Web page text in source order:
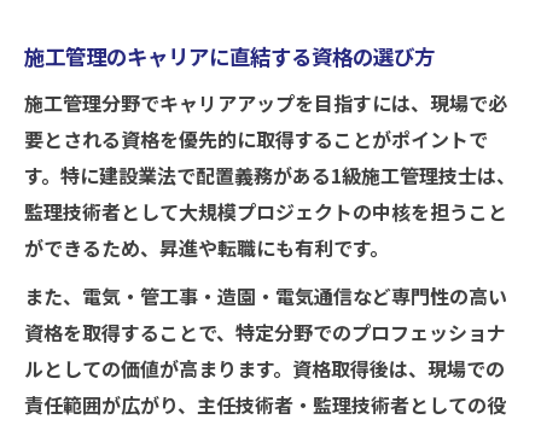
施工管理のキャリアに直結する資格の選び方
施工管理分野でキャリアアップを目指すには、現場で必
要とされる資格を優先的に取得することがポイントで
す。特に建設業法で配置義務がある1級施工管理技士は、
監理技術者として大規模プロジェクトの中核を担うこと
ができるため、昇進や転職にも有利です。
また、電気・管工事・造園・電気通信など専門性の高い
資格を取得することで、特定分野でのプロフェッショナ
ルとしての価値が高まります。資格取得後は、現場での
責任範囲が広がり、主任技術者・監理技術者としての役